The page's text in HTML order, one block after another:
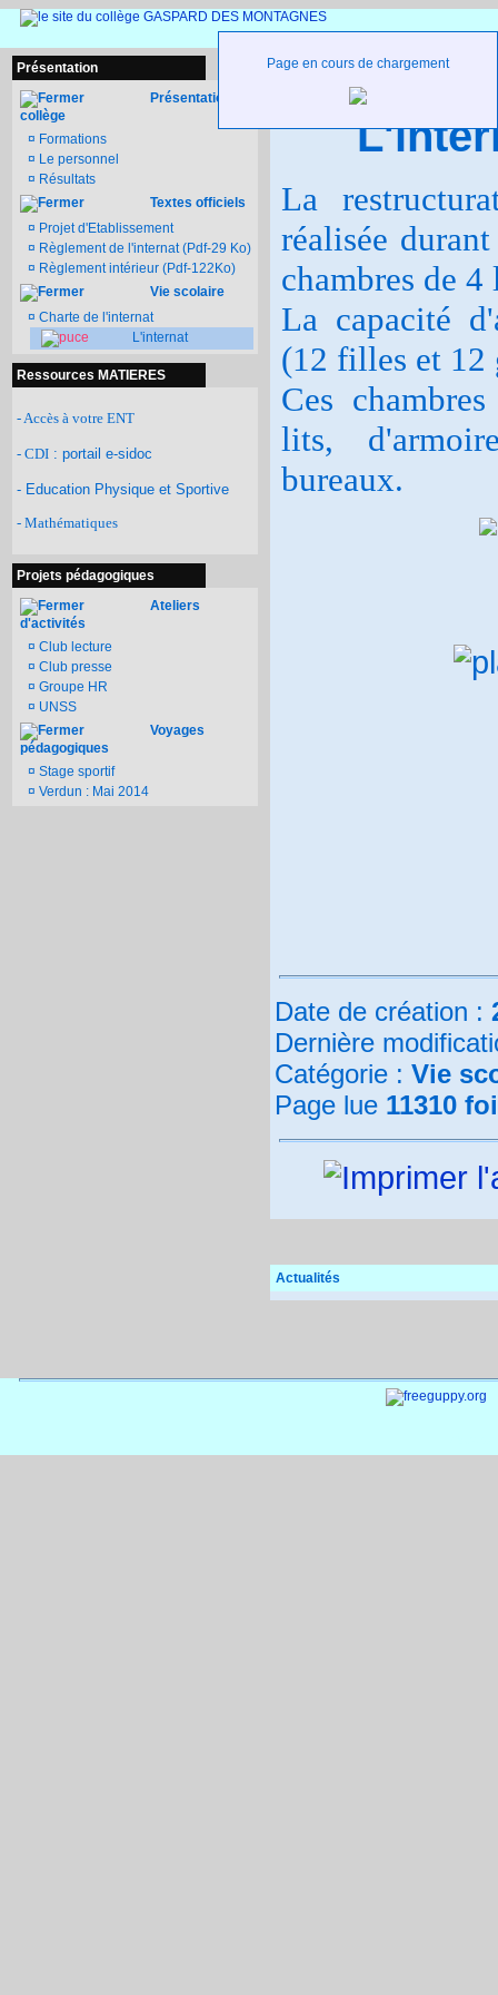
Page en cours de chargement
Présentation
Présentation du
collège
¤ Formations
¤ Le personnel
¤ Résultats
Textes officiels
¤ Projet d'Etablissement
¤ Règlement de l'internat (Pdf-29 Ko)
¤ Règlement intérieur (Pdf-122Ko)
Vie scolaire
¤ Charte de l'internat
L'internat
Ressources MATIERES
- Accès à votre ENT
- CDI : portail e-sidoc
- Education Physique et Sportive
- Mathématiques
Projets pédagogiques
Ateliers
d'activités
¤ Club lecture
¤ Club presse
¤ Groupe HR
¤ UNSS
Voyages
pédagogiques
¤ Stage sportif
¤ Verdun : Mai 2014
Vie scolaire - L'internat
La
réalisée
chambres de 4
La capacité
(12 filles et 12
Ces
lits,
bureaux.
Date de création :
Dernière
Catégorie : Vie
Page lue 11310
Actualités